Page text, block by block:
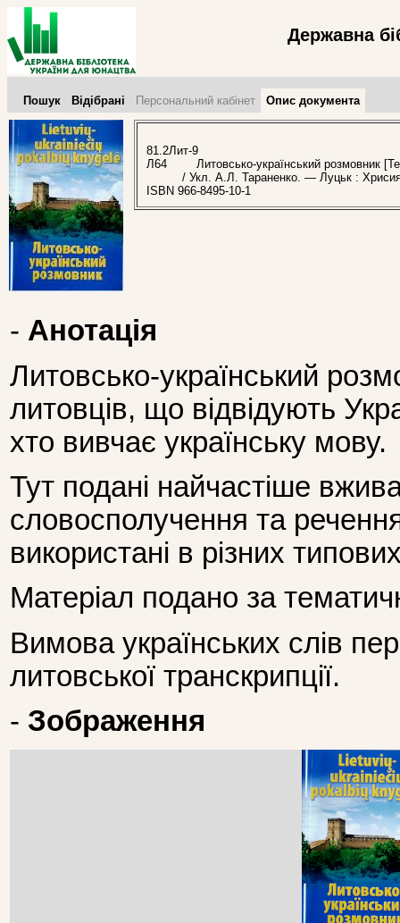
Державна
Пошук Відібрані Персональний кабінет Опис документа
81.2Лит-9
Л64
Литовсько-український розмовник
/ Укл. А.Л. Тараненко. — Луцьк :
ISBN 966-8495-10-1
- Анотація
Литовсько-український
литовців, що відвідують
хто вивчає українську мову.
Тут подані найчастіше
словосполучення та
використані в різних
Матеріал подано за
Вимова українських слів
литовської транскрипції.
- Зображення